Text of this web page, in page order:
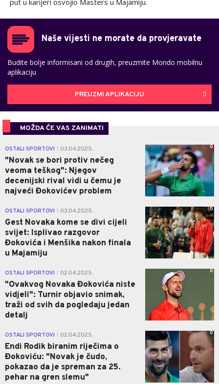
put u karijeri osvojio Masters u Majamiju.
Naše vijesti ne morate da provjeravate
Budite bolje informisani od drugih, preuzmite Mondo mobilnu
aplikaciju
PREUZMI APLIKACIJU
MOŽDA ĆE VAS ZANIMATI
OSTALI SPORTOVI 03.04.2025.
"Novak se bori protiv nečeg
veoma teškog": Njegov
decenijski rival vidi u čemu je
najveći Đokovićev problem
0
OSTALI SPORTOVI 03.04.2025.
Gest Novaka kome se divi cijeli
svijet: Isplivao razgovor
Đokovića i Menšika nakon finala
u Majamiju
0
OSTALI SPORTOVI 02.04.2025.
"Ovakvog Novaka Đokovića niste
vidjeli": Turnir objavio snimak,
traži od svih da pogledaju jedan
detalj
0
OSTALI SPORTOVI 02.04.2025.
Endi Rodik biranim riječima o
Đokoviću: "Novak je čudo,
pokazao da je spreman za 25.
pehar na gren slemu"
0